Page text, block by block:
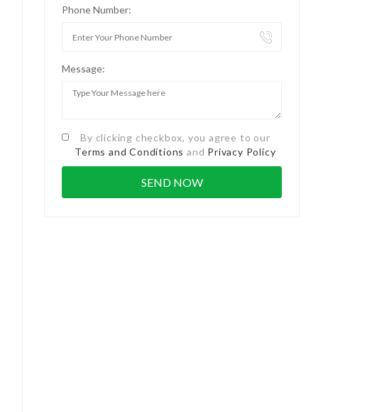
Phone Number:
Message:
By clicking checkbox, you agree to our
Terms and Conditions and Privacy Policy